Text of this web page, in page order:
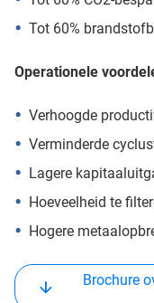
Tot 60%
Operationele
Verhoogde
Verminderde
Lagere
Hoeveelheid te
Hogere
Brochure